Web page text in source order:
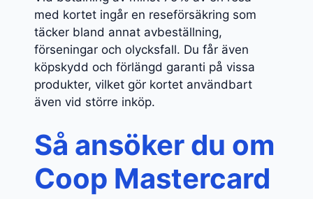
med kortet ingår en reseförsäkring som
täcker bland annat avbeställning,
förseningar och olycksfall. Du får även
köpskydd och förlängd garanti på vissa
produkter, vilket gör kortet användbart
även vid större inköp.
Så ansöker du om
Coop Mastercard